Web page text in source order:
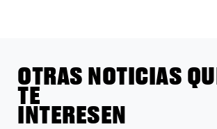
OTRAS NOTICIAS
TE
INTERESEN